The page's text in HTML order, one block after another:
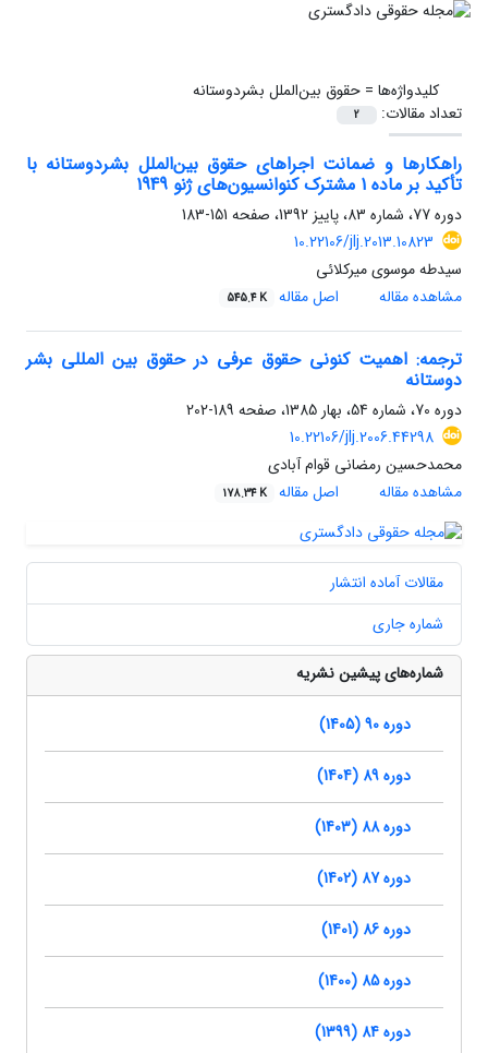
کلیدواژه‌ها =حقوق بین‌الملل بشردوستانه
تعداد مقالات:
2
راهکارها و ضمانت اجراهای حقوق بین‌الملل بشردوستانه با
تأکید بر ماده 1 مشترک کنوانسیون‌های ژنو 1949
دوره 77، شماره 83، پاییز 1392، صفحه
151-183
10.22106/jlj.2013.10823
سیدطه موسوی میرکلائی
مشاهده مقاله
اصل مقاله 545.4 K
ترجمه: اهمیت کنونی حقوق عرفی در حقوق بین المللی بشر
دوستانه
دوره 70، شماره 54، بهار 1385، صفحه
189-202
10.22106/jlj.2006.44298
محمدحسین رمضانی قوام آبادی
مشاهده مقاله
اصل مقاله 178.34 K
مقالات آماده انتشار
شماره جاری
شماره‌های پیشین نشریه
دوره 90 (1405)
دوره 89 (1404)
دوره 88 (1403)
دوره 87 (1402)
دوره 86 (1401)
دوره 85 (1400)
دوره 84 (1399)